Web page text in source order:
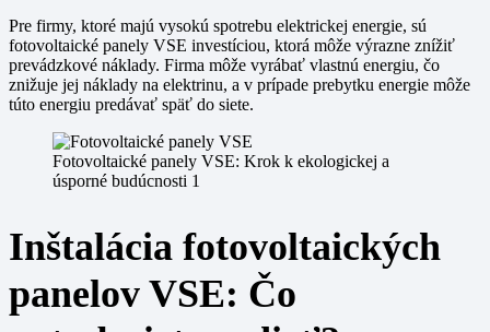
Pre firmy, ktoré majú vysokú spotrebu elektrickej energie, sú
fotovoltaické panely VSE investíciou, ktorá môže výrazne znížiť
prevádzkové náklady. Firma môže vyrábať vlastnú energiu, čo
znižuje jej náklady na elektrinu, a v prípade prebytku energie môže
túto energiu predávať späť do siete.
Fotovoltaické panely VSE: Krok k ekologickej a
úsporné budúcnosti 1
Inštalácia fotovoltaických
panelov VSE: Čo